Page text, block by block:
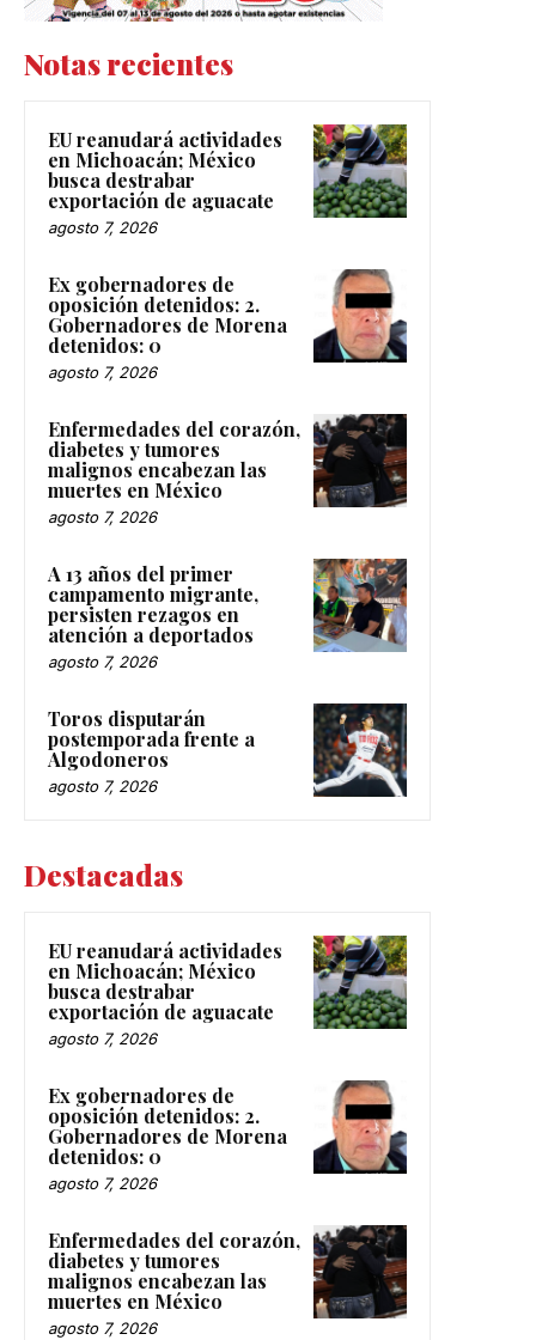
Notas recientes
EU reanudará actividades
en Michoacán; México
busca destrabar
exportación de aguacate
agosto 7, 2026
Ex gobernadores de
oposición detenidos: 2.
Gobernadores de Morena
detenidos: 0
agosto 7, 2026
Enfermedades del corazón,
diabetes y tumores
malignos encabezan las
muertes en México
agosto 7, 2026
A 13 años del primer
campamento migrante,
persisten rezagos en
atención a deportados
agosto 7, 2026
Toros disputarán
postemporada frente a
Algodoneros
agosto 7, 2026
Destacadas
EU reanudará actividades
en Michoacán; México
busca destrabar
exportación de aguacate
agosto 7, 2026
Ex gobernadores de
oposición detenidos: 2.
Gobernadores de Morena
detenidos: 0
agosto 7, 2026
Enfermedades del corazón,
diabetes y tumores
malignos encabezan las
muertes en México
agosto 7, 2026